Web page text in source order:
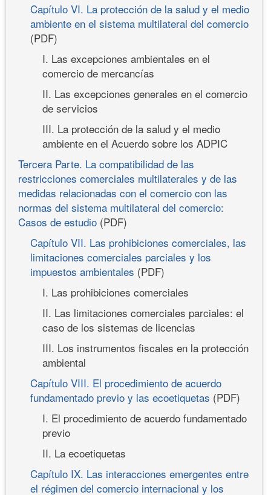
Capítulo VI. La protección de la salud y el medio
ambiente en el sistema multilateral del comercio
(PDF)
I. Las excepciones ambientales en el
comercio de mercancías
II. Las excepciones generales en el comercio
de servicios
III. La protección de la salud y el medio
ambiente en el Acuerdo sobre los ADPIC
Tercera Parte. La compatibilidad de las
restricciones comerciales multilaterales y de las
medidas relacionadas con el comercio con las
normas del sistema multilateral del comercio:
Casos de estudio (PDF)
Capítulo VII. Las prohibiciones comerciales, las
limitaciones comerciales parciales y los
impuestos ambientales (PDF)
I. Las prohibiciones comerciales
II. Las limitaciones comerciales parciales: el
caso de los sistemas de licencias
III. Los instrumentos fiscales en la protección
ambiental
Capítulo VIII. El procedimiento de acuerdo
fundamentado previo y las ecoetiquetas (PDF)
I. El procedimiento de acuerdo fundamentado
previo
II. La ecoetiquetas
Capítulo IX. Las interacciones emergentes entre
el régimen del comercio internacional y los